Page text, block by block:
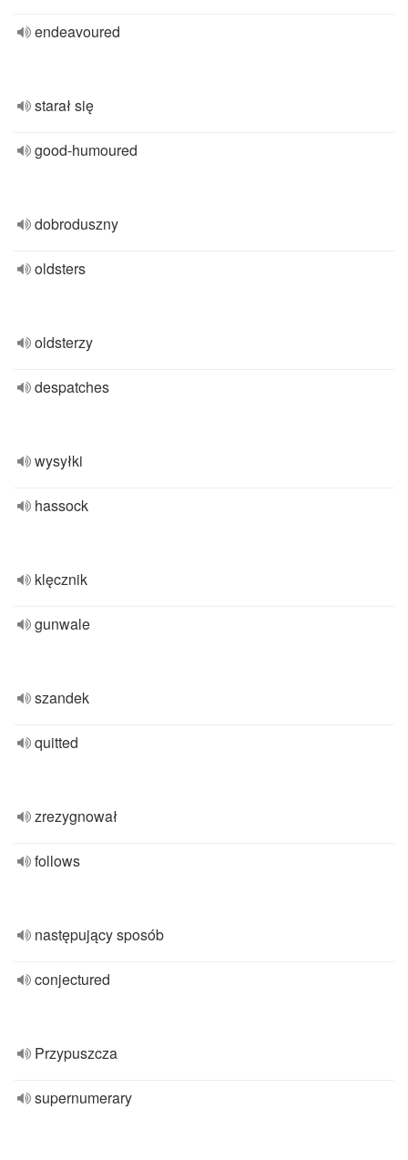
endeavoured
starał się
good-humoured
dobroduszny
oldsters
oldsterzy
despatches
wysyłki
hassock
klęcznik
gunwale
szandek
quitted
zrezygnował
follows
następujący sposób
conjectured
Przypuszcza
supernumerary